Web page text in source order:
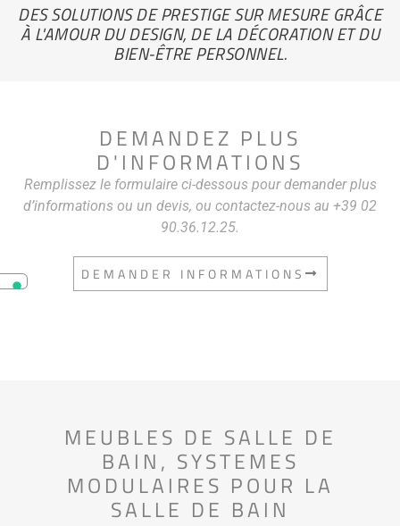
DES SOLUTIONS DE PRESTIGE SUR MESURE GRÂCE
À L'AMOUR DU DESIGN, DE LA DÉCORATION ET DU
BIEN-ÊTRE PERSONNEL.
DEMANDEZ PLUS
D'INFORMATIONS
Remplissez le formulaire ci-dessous pour demander plus
d’informations ou un devis, ou contactez-nous au +39 02
90.36.12.25.
DEMANDER INFORMATIONS
MEUBLES DE SALLE DE
BAIN , SYSTEMES
MODULAIRES POUR LA
SALLE DE BAIN